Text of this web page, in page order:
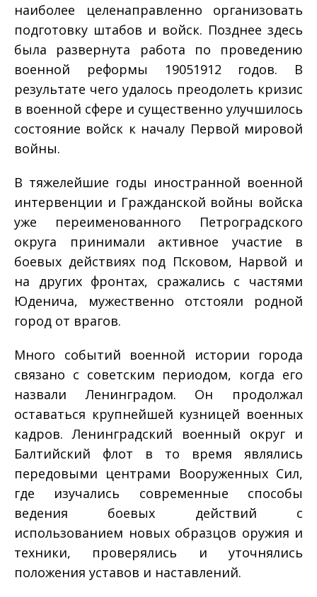
наиболее целенаправленно организовать
подготовку штабов и войск. Позднее здесь
была развернута работа по проведению
военной реформы 1905­1912 годов. В
результате чего удалось преодолеть кризис
в военной сфере и существенно улучшилось
состояние войск к началу Первой мировой
войны.
В тяжелейшие годы иностранной военной
интервенции и Гражданской войны войска
уже переименованного Петроградского
округа принимали активное участие в
боевых действиях под Псковом, Нарвой и
на других фронтах, сражались с частями
Юденича, мужественно отстояли родной
город от врагов.
Много событий военной истории города
связано с советским периодом, когда его
назвали Ленинградом. Он продолжал
оставаться крупнейшей кузницей военных
кадров. Ленинградский военный округ и
Балтийский флот в то время являлись
передовыми центрами Вооруженных Сил,
где изучались современные способы
ведения боевых действий с
использованием новых образцов оружия и
техники, проверялись и уточнялись
положения уставов и наставлений.